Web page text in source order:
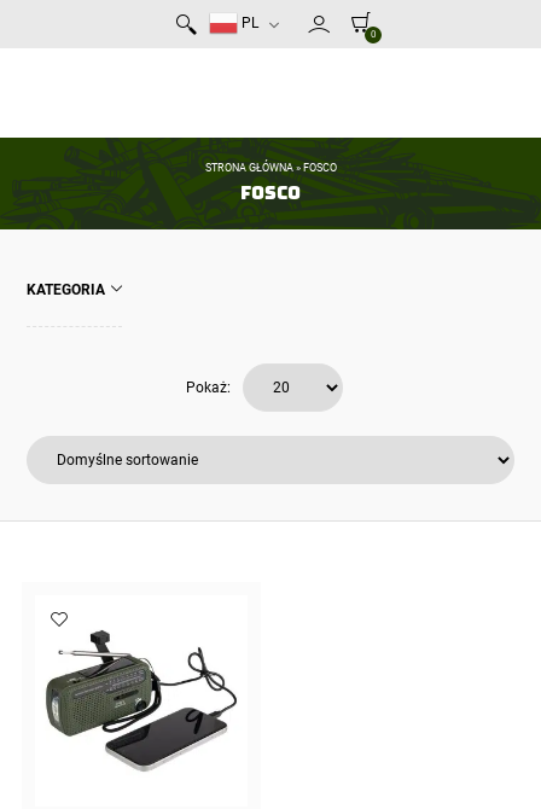
PL
0
STRONA GŁÓWNA»FOSCO
FOSCO
KATEGORIA
Pokaż: